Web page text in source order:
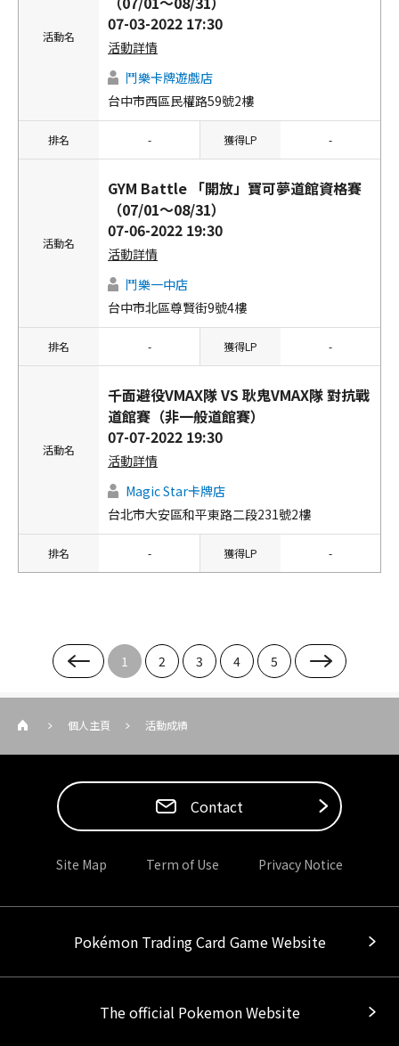
活動名
07-03-2022 17:30
活動詳情
鬥樂卡牌遊戲店
台中市西區民權路59號2樓
排名 - 獲得LP -
活動名
GYM Battle 「開放」寶可夢道館資格賽
（07/01～08/31）
07-06-2022 19:30
活動詳情
鬥樂一中店
台中市北區尊賢街9號4樓
排名 - 獲得LP -
活動名
千面避役VMAX隊 VS 耿鬼VMAX隊 對抗戰
道館賽（非一般道館賽）
07-07-2022 19:30
活動詳情
Magic Star卡牌店
台北市大安區和平東路二段231號2樓
排名 - 獲得LP -
1 2 3 4 5
個人主頁 活動成績
Contact
Site Map Term of Use Privacy Notice
Pokémon Trading Card Game Website
The official Pokemon Website